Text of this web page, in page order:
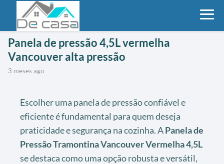
Panela de pressão 4,5L vermelha
Vancouver alta pressão
3 meses ago
Escolher uma panela de pressão confiável e
eficiente é fundamental para quem deseja
praticidade e segurança na cozinha. APanela de
Pressão Tramontina Vancouver Vermelha 4,5L
se destaca como uma opção robusta e versátil,